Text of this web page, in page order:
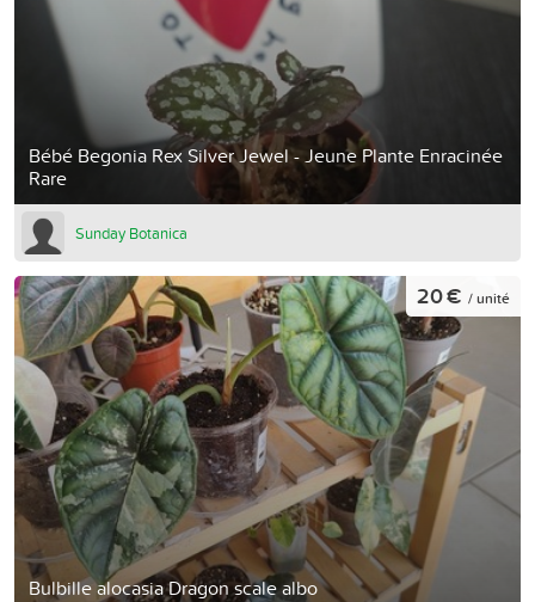
Bébé Begonia Rex Silver Jewel - Jeune Plante Enracinée
Rare
Sunday Botanica
Bulbille alocasia Dragon scale albo
20 € / unité